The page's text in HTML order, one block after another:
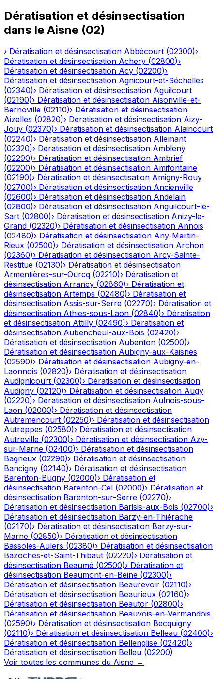
Dératisation et désinsectisation
dans le Aisne (02)
› Dératisation et désinsectisation Abbécourt (02300)›
Dératisation et désinsectisation Achery (02800)›
Dératisation et désinsectisation Acy (02200)›
Dératisation et désinsectisation Agnicourt-et-Séchelles
(02340)› Dératisation et désinsectisation Aguilcourt
(02190)› Dératisation et désinsectisation Aisonville-et-
Bernoville (02110)› Dératisation et désinsectisation
Aizelles (02820)› Dératisation et désinsectisation Aizy-
Jouy (02370)› Dératisation et désinsectisation Alaincourt
(02240)› Dératisation et désinsectisation Allemant
(02320)› Dératisation et désinsectisation Ambleny
(02290)› Dératisation et désinsectisation Ambrief
(02200)› Dératisation et désinsectisation Amifontaine
(02190)› Dératisation et désinsectisation Amigny-Rouy
(02700)› Dératisation et désinsectisation Ancienville
(02600)› Dératisation et désinsectisation Andelain
(02800)› Dératisation et désinsectisation Anguilcourt-le-
Sart (02800)› Dératisation et désinsectisation Anizy-le-
Grand (02320)› Dératisation et désinsectisation Annois
(02480)› Dératisation et désinsectisation Any-Martin-
Rieux (02500)› Dératisation et désinsectisation Archon
(02360)› Dératisation et désinsectisation Arcy-Sainte-
Restitue (02130)› Dératisation et désinsectisation
Armentières-sur-Ourcq (02210)› Dératisation et
désinsectisation Arrancy (02860)› Dératisation et
désinsectisation Artemps (02480)› Dératisation et
désinsectisation Assis-sur-Serre (02270)› Dératisation et
désinsectisation Athies-sous-Laon (02840)› Dératisation
et désinsectisation Attilly (02490)› Dératisation et
désinsectisation Aubencheul-aux-Bois (02420)›
Dératisation et désinsectisation Aubenton (02500)›
Dératisation et désinsectisation Aubigny-aux-Kaisnes
(02590)› Dératisation et désinsectisation Aubigny-en-
Laonnois (02820)› Dératisation et désinsectisation
Audignicourt (02300)› Dératisation et désinsectisation
Audigny (02120)› Dératisation et désinsectisation Augy
(02220)› Dératisation et désinsectisation Aulnois-sous-
Laon (02000)› Dératisation et désinsectisation
Autremencourt (02250)› Dératisation et désinsectisation
Autreppes (02580)› Dératisation et désinsectisation
Autreville (02300)› Dératisation et désinsectisation Azy-
sur-Marne (02400)› Dératisation et désinsectisation
Bagneux (02290)› Dératisation et désinsectisation
Bancigny (02140)› Dératisation et désinsectisation
Barenton-Bugny (02000)› Dératisation et
désinsectisation Barenton-Cel (02000)› Dératisation et
désinsectisation Barenton-sur-Serre (02270)›
Dératisation et désinsectisation Barisis-aux-Bois (02700)›
Dératisation et désinsectisation Barzy-en-Thiérache
(02170)› Dératisation et désinsectisation Barzy-sur-
Marne (02850)› Dératisation et désinsectisation
Bassoles-Aulers (02380)› Dératisation et désinsectisation
Bazoches-et-Saint-Thibaut (02220)› Dératisation et
désinsectisation Beaumé (02500)› Dératisation et
désinsectisation Beaumont-en-Beine (02300)›
Dératisation et désinsectisation Beaurevoir (02110)›
Dératisation et désinsectisation Beaurieux (02160)›
Dératisation et désinsectisation Beautor (02800)›
Dératisation et désinsectisation Beauvois-en-Vermandois
(02590)› Dératisation et désinsectisation Becquigny
(02110)› Dératisation et désinsectisation Belleau (02400)›
Dératisation et désinsectisation Bellenglise (02420)›
Dératisation et désinsectisation Belleu (02200)
Voir toutes les communes du Aisne →